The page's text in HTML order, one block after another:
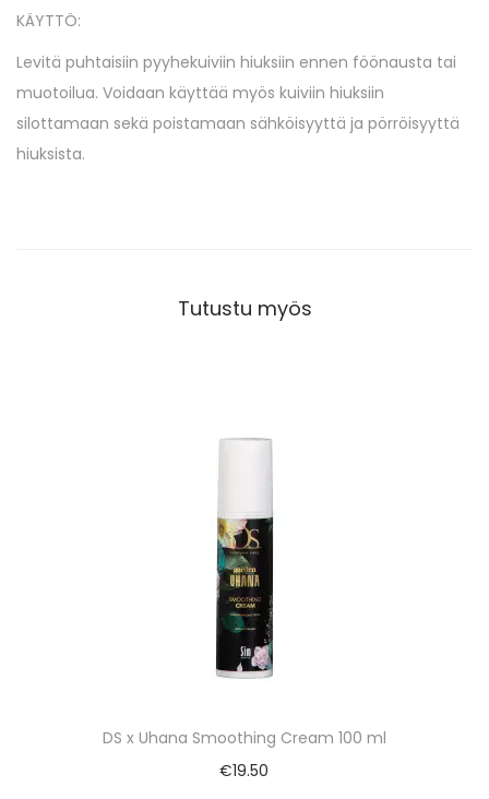
KÄYTTÖ:
Levitä puhtaisiin pyyhekuiviin hiuksiin ennen föönausta tai
muotoilua. Voidaan käyttää myös kuiviin hiuksiin
silottamaan sekä poistamaan sähköisyyttä ja pörröisyyttä
hiuksista.
Tutustu myös
DS x Uhana Smoothing Cream 100 ml
€19.50